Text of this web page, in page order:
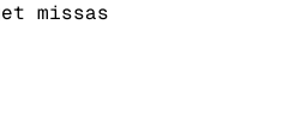
missas